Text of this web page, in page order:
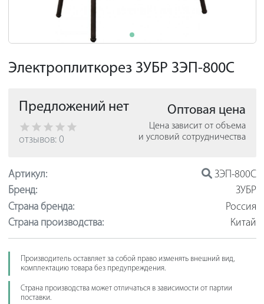
Электроплиткорез ЗУБР ЗЭП-800С
Предложений нет
отзывов: 0
Оптовая цена
Цена зависит от объема
и условий сотрудничества
Артикул:
ЗЭП-800С
Бренд:
ЗУБР
Страна бренда:
Россия
Страна производства:
Китай
Производитель оставляет за собой право изменять внешний вид,
комплектацию товара без предупреждения.
Страна производства может отличаться в зависимости от партии
поставки.